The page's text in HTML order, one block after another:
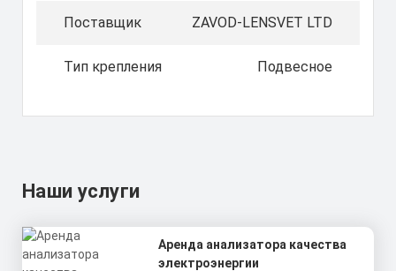
Поставщик ZAVOD-LENSVET LTD
Тип крепления Подвесное
Наши услуги
Аренда анализатора качества
электроэнергии